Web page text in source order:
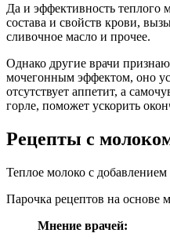
Да и эффективность теплого
состава и свойств крови,
сливочное масло и прочее.
Однако другие врачи
мочегонным эффектом, оно
отсутствует аппетит, а
горле, поможет ускорить
Рецепты с
Теплое молоко с
Парочка рецептов на основе
Мнение врачей: